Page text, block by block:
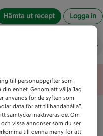
Hämta ut recept Logga in
till personuppgifter som
enhet. Genom att välja Jag
används för de syften som
data för att tillhandahålla”.
samtycke inaktiveras de. Om
vissa annonser som du ser
till denna meny för att